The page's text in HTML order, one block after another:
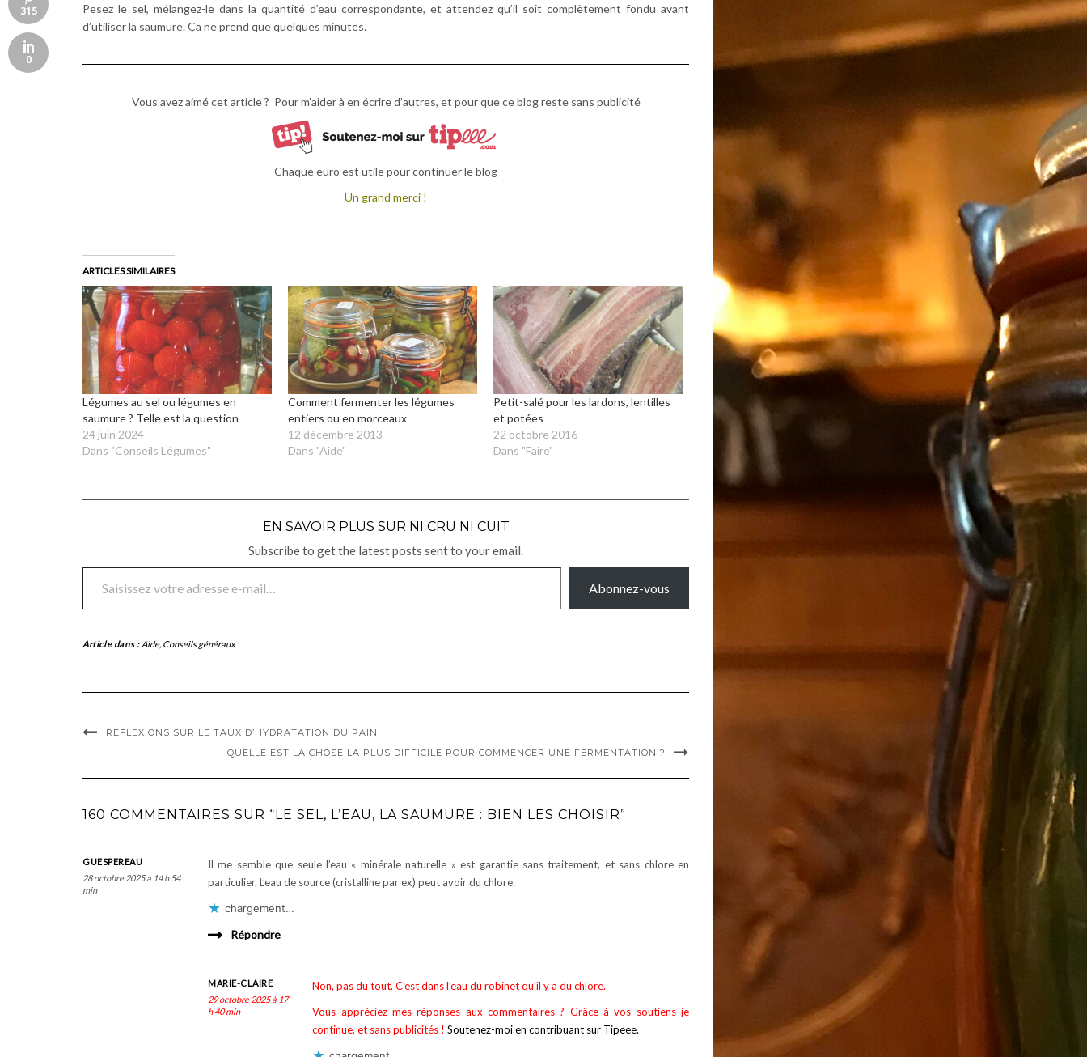
Pesez le sel, mélangez-le dans la quantité d’eau correspondante, et attendez qu’il soit complètement fondu avant
d’utiliser la saumure. Ça ne prend que quelques minutes.
Vous avez aimé cet article ? Pour m’aider à en écrire d’autres, et pour que ce blog reste sans publicité
Chaque euro est utile pour continuer le blog
Un grand merci !
ARTICLES SIMILAIRES
Légumes au sel ou légumes en
saumure ? Telle est la question
24 juin 2024
Dans "Conseils Légumes"
Comment fermenter les légumes
entiers ou en morceaux
12 décembre 2013
Dans "Aide"
Petit-salé pour les lardons, lentilles
et potées
22 octobre 2016
Dans "Faire"
EN SAVOIR PLUS SUR NI CRU NI CUIT
Subscribe to get the latest posts sent to your email.
Saisissez votre adresse e-mail…
Abonnez-vous
Article dans : Aide, Conseils généraux
RÉFLEXIONS SUR LE TAUX D’HYDRATATION DU PAIN
QUELLE EST LA CHOSE LA PLUS DIFFICILE POUR COMMENCER UNE FERMENTATION ?
160 COMMENTAIRES SUR “LE SEL, L’EAU, LA SAUMURE : BIEN LES CHOISIR”
GUESPEREAU
28 octobre 2025 à 14 h 54
min
Il me semble que seule l’eau « minérale naturelle » est garantie sans traitement, et sans chlore en
particulier. L’eau de source (cristalline par ex) peut avoir du chlore.
chargement…
Répondre
MARIE-CLAIRE
29 octobre 2025 à 17
h 40 min
Non, pas du tout. C’est dans l’eau du robinet qu’il y a du chlore.
Vous appréciez mes réponses aux commentaires ? Grâce à vos soutiens je
continue, et sans publicités ! Soutenez-moi en contribuant sur Tipeee.
315
0